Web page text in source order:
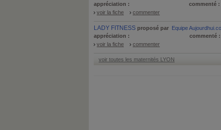
appréciation :
commenté :
voir la fiche
commenter
LADY FITNESS proposé par Equipe
appréciation :
commenté
voir la fiche
commenter
voir toutes les maternités LYON